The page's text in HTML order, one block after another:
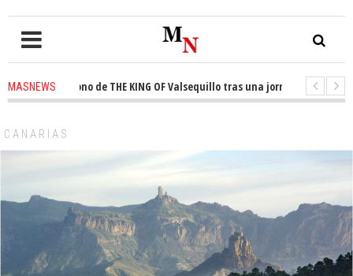
MASNEWS
el trono de THE KING OF Valsequillo tras una jornada de baloncesto
CANARIAS